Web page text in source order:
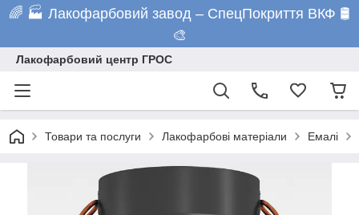
🌈 🏭 Лакофарбовий завод – СпецПокриття ВКФ 🛢️
🎨
Лакофарбовий центр ГРОС
Товари та послуги Лакофарбові матеріали Емалі